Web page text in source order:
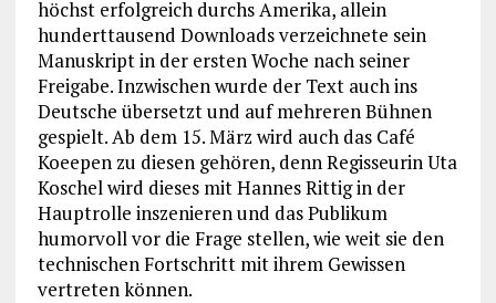
höchst erfolgreich durchs Amerika, allein
hunderttausend Downloads verzeichnete sein
Manuskript in der ersten Woche nach seiner
Freigabe. Inzwischen wurde der Text auch ins
Deutsche übersetzt und auf mehreren Bühnen
gespielt. Ab dem 15. März wird auch das Café
Koeepen zu diesen gehören, denn Regisseurin Uta
Koschel wird dieses mit Hannes Rittig in der
Hauptrolle inszenieren und das Publikum
humorvoll vor die Frage stellen, wie weit sie den
technischen Fortschritt mit ihrem Gewissen
vertreten können.